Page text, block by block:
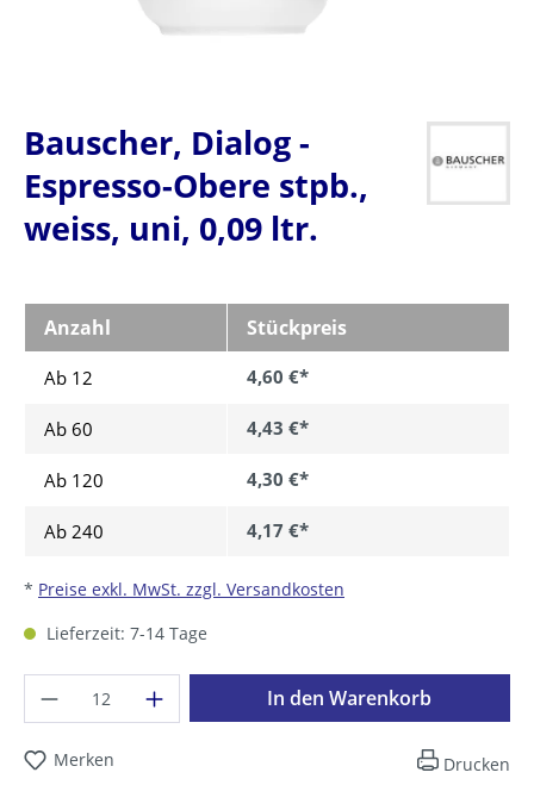
Bauscher, Dialog -
Espresso-Obere stpb.,
weiss, uni, 0,09 ltr.
Anzahl Stückpreis
Ab 12 4,60 €*
Ab 60 4,43 €*
Ab 120 4,30 €*
Ab 240 4,17 €*
* Preise exkl. MwSt. zzgl. Versandkosten
Lieferzeit: 7-14 Tage
Produkt Anzahl: Gib den gewünschten
In den Warenkorb
Merken Drucken